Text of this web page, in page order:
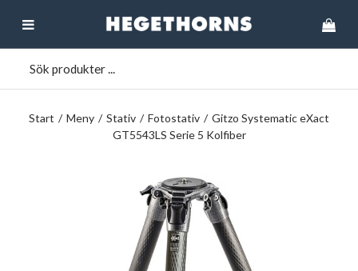
Start / Meny / Stativ / Fotostativ / Gitzo Systematic eXact
GT5543LS Serie 5 Kolfiber